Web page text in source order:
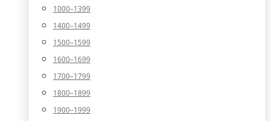
1000–1399
1400–1499
1500–1599
1600–1699
1700–1799
1800–1899
1900–1999